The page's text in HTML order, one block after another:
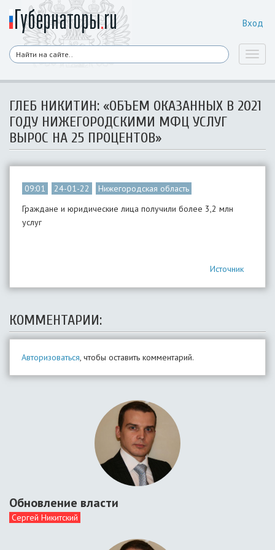
Вход
ГЛЕБ НИКИТИН: «ОБЪЕМ ОКАЗАННЫХ В 2021
ГОДУ НИЖЕГОРОДСКИМИ МФЦ УСЛУГ
ВЫРОС НА 25 ПРОЦЕНТОВ»
09:01 24-01-22
Нижегородская область
Граждане и юридические лица получили более 3,2 млн
услуг
Источник
КОММЕНТАРИИ:
Авторизоваться, чтобы оставить комментарий.
Обновление власти
Сергей Никитский